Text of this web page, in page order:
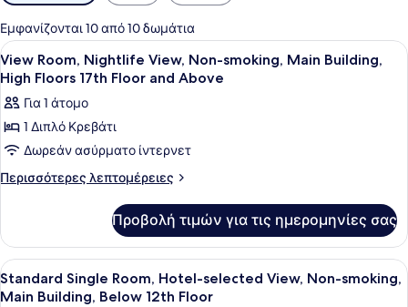
φίλτρα
για
τα
δωμάτια
Εμφανίζονται 10 από 10 δωμάτια
Προβολή
όλων
των
φωτογραφιών
για
View
Room,
Non-
smoking,
Main
Building,
Ένα δωμάτιο ξενοδοχείου με ένα
1
View Room, Nightlife View, Non-smoking, Main Building,
High Floors 17th Floor and Above
Για 1 άτομο
1 Διπλό Κρεβάτι
Δωρεάν ασύρματο ίντερνετ
Περισσότερες λεπτομέρειες
Περισσότερες
Room,
Nightlife
View,
Non-
Προβολή τιμών για τις ημερομηνίες σας
Προβολή
όλων
Ένα δωμάτιο ξενοδοχείου με ένα
5
Standard Single Room, Hotel-selected View, Non-smoking,
Main Building, Below 12th Floor